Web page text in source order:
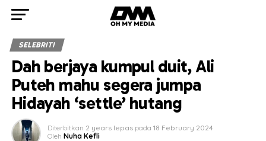
SELEBRITI
Dah berjaya kumpul duit, Ali
Puteh mahu segera jumpa
Hidayah ‘settle’ hutang
Diterbitkan 2 years lepas pada 18 February 2024
Oleh Nuha Kefli